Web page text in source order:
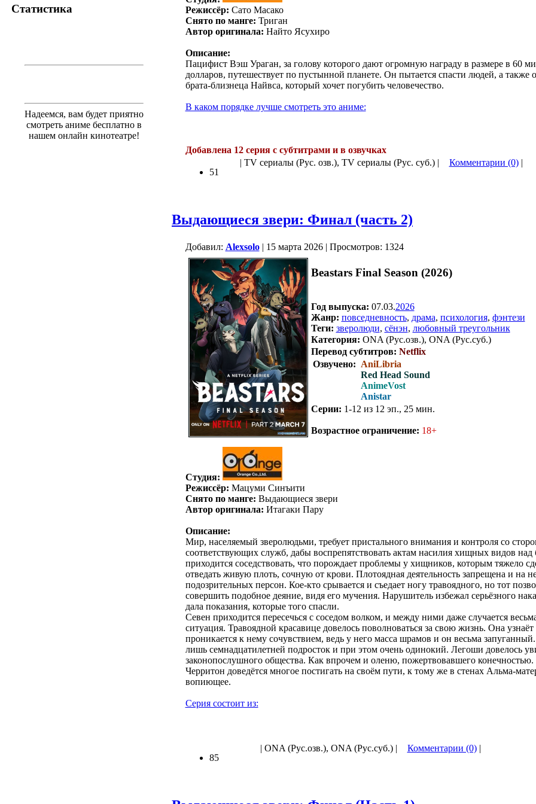
Статистика
Надеемся, вам будет приятно
смотреть аниме бесплатно в
нашем онлайн кинотеатре!
Режиссёр: Сато Масако
Снято по манге: Триган
Автор оригинала: Найто Ясухиро
Описание:
Пацифист Вэш Ураган, за голову которого дают огромную награду в размере в 60
долларов, путешествует по пустынной планете. Он пытается спасти людей, а также
брата-близнеца Найвса, который хочет погубить человечество.
В каком порядке лучше смотреть это аниме:
Добавлена 12 серия с субтитрами и в озвучках
51
| TV сериалы (Рус. озв.), TV сериалы (Рус. суб.) | Комментарии (0)|
Выдающиеся звери: Финал (часть 2)
Добавил: Alexsolo| 15 марта 2026 | Просмотров: 1324
Beastars Final Season (2026)
Год выпуска: 07.03.2026
Жанр: повседневность, драма, психология, фэнтези
Теги: зверолюди, сёнэн, любовный треугольник
Категория: ONA (Рус.озв.), ONA (Рус.суб.)
Перевод субтитров: Netflix
Озвучено: AniLibria
Red Head Sound
AnimeVost
Anistar
Серии: 1-12 из 12 эп., 25 мин.
Возрастное ограничение: 18+
Студия:
Режиссёр: Мацуми Синъити
Снято по манге: Выдающиеся звери
Автор оригинала: Итагаки Пару
Описание:
Мир, населяемый зверолюдьми, требует пристального внимания и контроля со
соответствующих служб, дабы воспрепятствовать актам насилия хищных видов
приходится соседствовать, что порождает проблемы у хищников, которым тяжело
отведать живую плоть, сочную от крови. Плотоядная деятельность запрещена и на
подозрительных персон. Кое-кто срывается и съедает ногу травоядного, но тот
совершить подобное деяние, видя его мучения. Нарушитель избежал серьёзного
дала показания, которые того спасли.
Севен приходится пересечься с соседом волком, и между ними даже случается
ситуация. Травоядной красавице довелось поволноваться за свою жизнь. Она
проникается к нему сочувствием, ведь у него масса шрамов и он весьма
лишь семнадцатилетней подросток и при этом очень одинокий. Легоши довелось
законопослушного общества. Как впрочем и оленю, пожертвовавшего
Черритон доведётся многое постигать на своём пути, к тому же в стенах Альма-
вопиющее.
Серия состоит из:
85
| ONA (Рус.озв.), ONA (Рус.суб.) | Комментарии (0)|